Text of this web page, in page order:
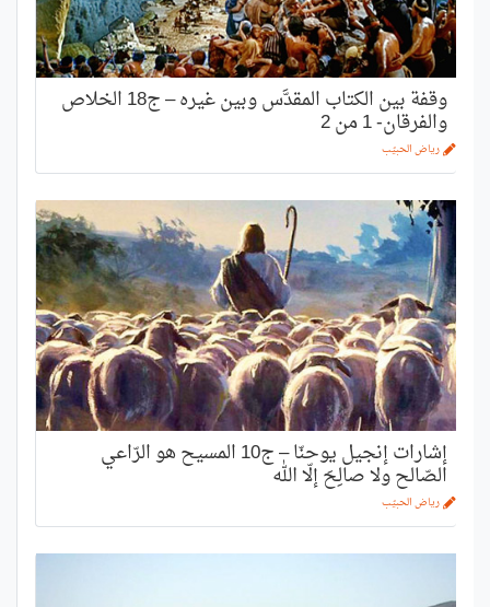
وقفة بين الكتاب المقدَّس وبين غيره – ج18 الخلاص
والفرقان- 1 من 2
رياض الحبيّب
إشارات إنجيل يوحنّا – ج10 المسيح هو الرّاعي
الصّالح ولا صالِحَ إلّا الله
رياض الحبيّب